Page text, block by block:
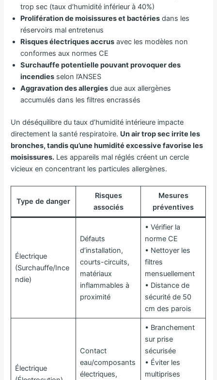
trop sec (taux d’humidité inférieur à 40%)
Prolifération de moisissures et bactéries dans les
réservoirs mal entretenus
Risques électriques accrus avec les modèles non
conformes aux normes CE
Surchauffe potentielle pouvant provoquer des
incendies selon l’ANSES
Aggravation des allergies due aux allergènes
accumulés dans les filtres encrassés
Un déséquilibre du taux d’humidité intérieure impacte
directement la santé respiratoire. Un air trop sec irrite les
bronches, tandis qu’une humidité excessive favorise les
moisissures. Les appareils mal réglés créent un cercle
vicieux en concentrant les particules allergènes.
Type de danger
Risques
associés
Mesures
préventives
Électrique
(Surchauffe/Ince
ndie)
Défauts
d’installation,
courts-circuits,
matériaux
inflammables à
proximité
• Vérifier la
norme CE
• Nettoyer les
filtres
mensuellement
• Distance de
sécurité de 50
cm des parois
Électrique
Contact
eau/composants
électriques,
• Branchement
sur prise
sécurisée
• Éviter les
multiprises